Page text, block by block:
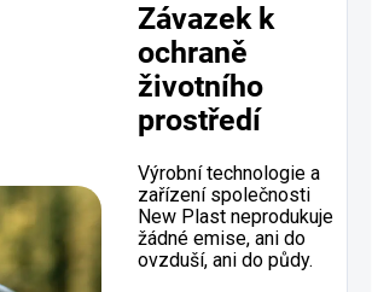
Závazek k
ochraně
životního
prostředí
Výrobní technologie a
zařízení společnosti
New Plast neprodukuje
žádné emise, ani do
ovzduší, ani do půdy.